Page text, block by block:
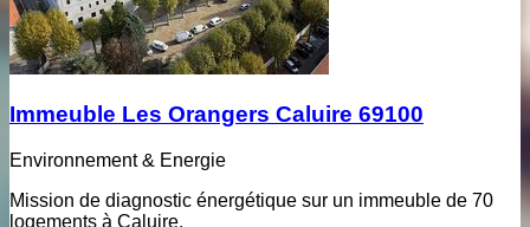
Immeuble Les Orangers Caluire 69100
Environnement & Energie
Mission de diagnostic énergétique sur un immeuble de 70
logements à Caluire.